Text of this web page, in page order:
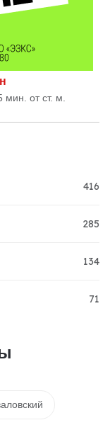
мин. от ст. м.
416
285
134
71